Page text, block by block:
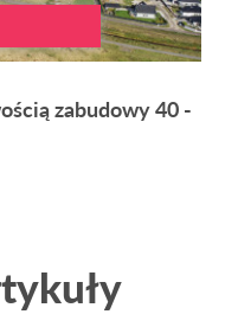
zabudowy 40 -